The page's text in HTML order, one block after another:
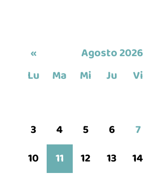
La industria de la Ciencia
La Asociación
« Agosto 2026
Lu
Ma Mi Ju Vi
3
4 5 6 7
10
11 12 13 14